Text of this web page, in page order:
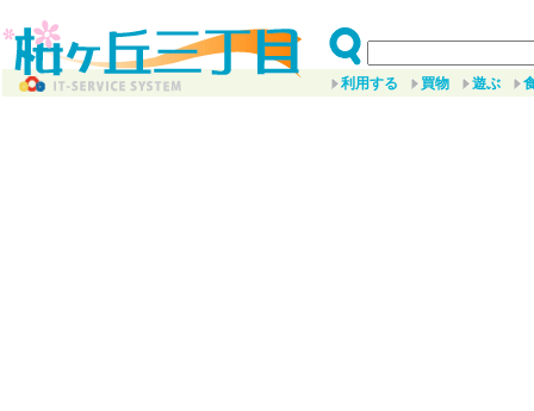
利用する 買物 遊ぶ